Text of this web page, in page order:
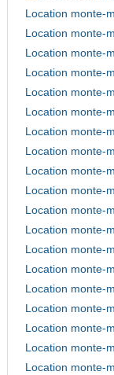
Location monte-
Location monte-
Location monte-
Location monte-
Location monte-
Location monte-
Location monte-
Location monte-
Location monte-
Location monte-
Location monte-
Location monte-
Location monte-
Location monte-
Location monte-
Location monte-
Location monte-
Location monte-
Location monte-